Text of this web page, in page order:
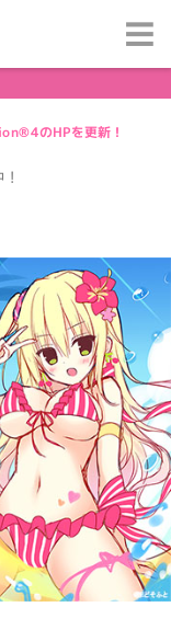
のHPを更新！